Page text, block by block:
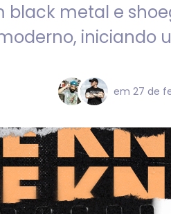
black metal e
em 27 de